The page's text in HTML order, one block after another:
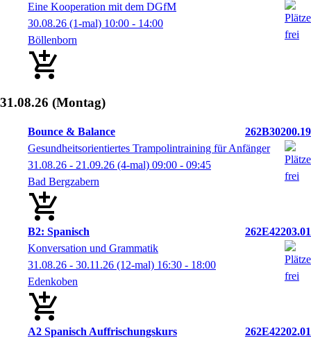
Eine Kooperation mit dem DGfM
30.08.26 (1-mal) 10:00 - 14:00
Böllenborn
31.08.26 (Montag)
Bounce & Balance
262B30200.19
Gesundheitsorientiertes Trampolintraining für Anfänger
31.08.26 - 21.09.26 (4-mal) 09:00 - 09:45
Bad Bergzabern
B2: Spanisch
262E42203.01
Konversation und Grammatik
31.08.26 - 30.11.26 (12-mal) 16:30 - 18:00
Edenkoben
A2 Spanisch Auffrischungskurs
262E42202.01